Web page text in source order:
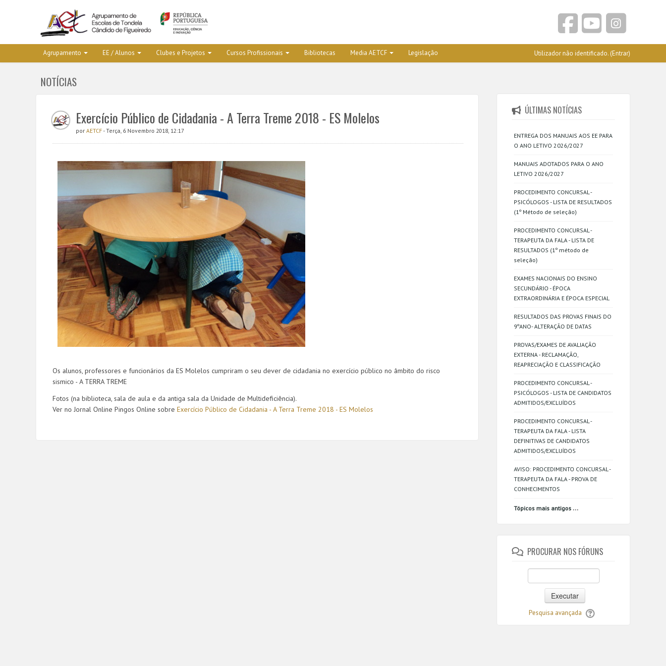
Agrupamento EE / Alunos Clubes e Projetos Cursos Profissionais Bibliotecas Media AETCF Legislação Utilizador não identificado. (Entrar)
NOTÍCIAS
Exercício Público de Cidadania - A Terra Treme 2018 - ES Molelos
por AETCF- Terça, 6 Novembro 2018, 12:17
Os alunos, professores e funcionários da ES Molelos cumpriram o seu dever de cidadania no exercício público no âmbito do risco
sismico - A TERRA TREME
Fotos (na biblioteca, sala de aula e da antiga sala da Unidade de Multideficiência).
Ver no Jornal Online Pingos Online sobre Exercício Público de Cidadania - A Terra Treme 2018 - ES Molelos
ÚLTIMAS NOTÍCIAS
ENTREGA DOS MANUAIS AOS EE PARA
O ANO LETIVO 2026/2027
MANUAIS ADOTADOS PARA O ANO
LETIVO 2026/2027
PROCEDIMENTO CONCURSAL -
PSICÓLOGOS - LISTA DE RESULTADOS
(1º Método de seleção)
PROCEDIMENTO CONCURSAL -
TERAPEUTA DA FALA - LISTA DE
RESULTADOS (1º método de
seleção)
EXAMES NACIONAIS DO ENSINO
SECUNDÁRIO - ÉPOCA
EXTRAORDINÁRIA E ÉPOCA ESPECIAL
RESULTADOS DAS PROVAS FINAIS DO
9ºANO- ALTERAÇÃO DE DATAS
PROVAS/EXAMES DE AVALIAÇÃO
EXTERNA - RECLAMAÇÃO,
REAPRECIAÇÃO E CLASSIFICAÇÃO
PROCEDIMENTO CONCURSAL -
PSICÓLOGOS - LISTA DE CANDIDATOS
ADMITIDOS/EXCLUÍDOS
PROCEDIMENTO CONCURSAL -
TERAPEUTA DA FALA - LISTA
DEFINITIVAS DE CANDIDATOS
ADMITIDOS/EXCLUÍDOS
AVISO: PROCEDIMENTO CONCURSAL -
TERAPEUTA DA FALA - PROVA DE
CONHECIMENTOS
Tópicos mais antigos ...
PROCURAR NOS FÓRUNS
Executar
Pesquisa avançada